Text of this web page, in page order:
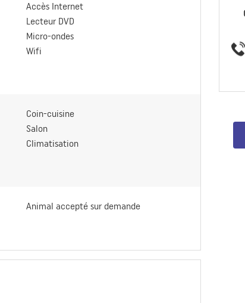
Accès Internet
Lecteur DVD
Micro-ondes
Wifi
Coin-cuisine
Salon
Climatisation
Animal accepté sur demande